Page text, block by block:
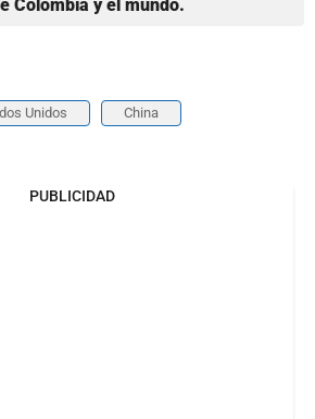
Colombia y el mundo.
Unidos China
PUBLICIDAD